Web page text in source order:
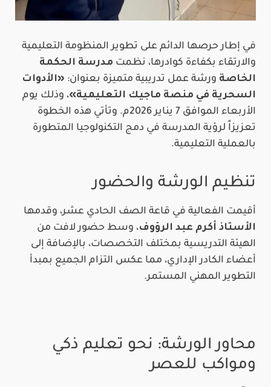
في إطار حرصها الدائم على تطوير المنظومة التعليمية
والارتقاء بكفاءة كوادرها، نظمت مدرسة الحكمة
الخاصة ورشة عمل تدريبية متميزة بعنوان: «الأدوات
السحرية في منصة ماجيك التعليمية»، وذلك يوم
الأربعاء الموافق 7 يناير 2026م. وتأتي هذه الخطوة
تعزيزاً لرؤية المدرسة في دمج التكنولوجيا المتطورة
بالعملية التعليمية.
تنظيم الورشة والحضور
أقيمت الفعالية في قاعة الصف الحادي عشر، وقدمها
الأستاذ أكرم عبد الرؤوف، وسط حضور لافت من
الهيئة التدريسية بمختلف التخصصات، بالإضافة إلى
أعضاء الكادر الإداري، مما عكس التزام الجميع بمبدأ
التطوير المهني المستمر.
محاور الورشة: نحو تعليم ذكي
ومواكب للعصر